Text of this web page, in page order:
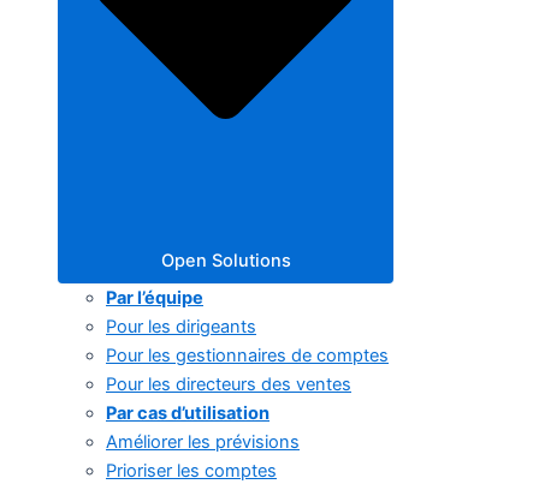
Open Solutions
Par l’équipe
Pour les dirigeants
Pour les gestionnaires de comptes
Pour les directeurs des ventes
Par cas d’utilisation
Améliorer les prévisions
Prioriser les comptes